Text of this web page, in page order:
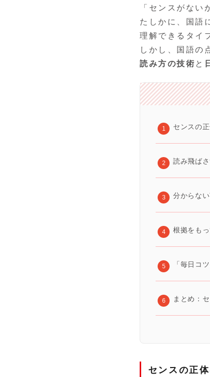
「センスがな
たしかに、国語
理解できるタイ
しかし、国語の
読み方の技術 と
センスの
読み飛ば
分からな
根拠をも
「毎日コ
まとめ：
センスの正